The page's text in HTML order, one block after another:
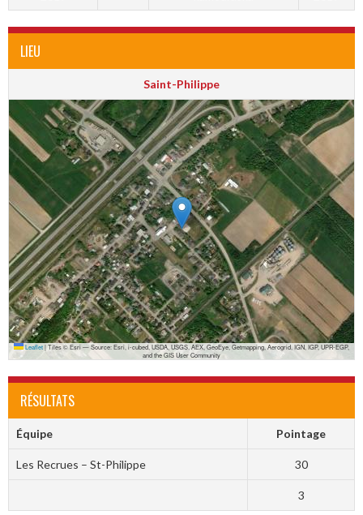
LIEU
Saint-Philippe
Leaflet|Tiles © Esri — Source: Esri, i-cubed, USDA, USGS, AEX, GeoEye, Getmapping, Aerogrid, IGN, IGP, UPR-EGP,
and the GIS User Community
RÉSULTATS
Équipe Pointage
Les Recrues – St-Philippe 30
3